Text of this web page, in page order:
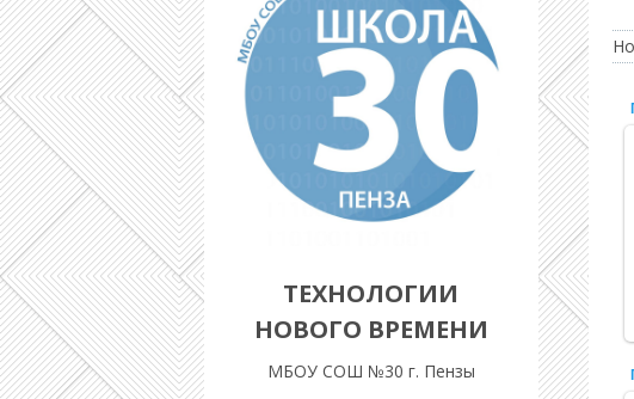
ТЕХНОЛОГИИ
НОВОГО ВРЕМЕНИ
МБОУ СОШ №30 г. Пензы